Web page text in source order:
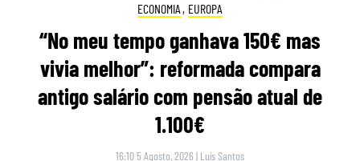
ECONOMIA , EUROPA
“No meu tempo ganhava 150€ mas
vivia melhor”: reformada compara
antigo salário com pensão atual de
1.100€
16:10 5 Agosto, 2026 | Luís Santos